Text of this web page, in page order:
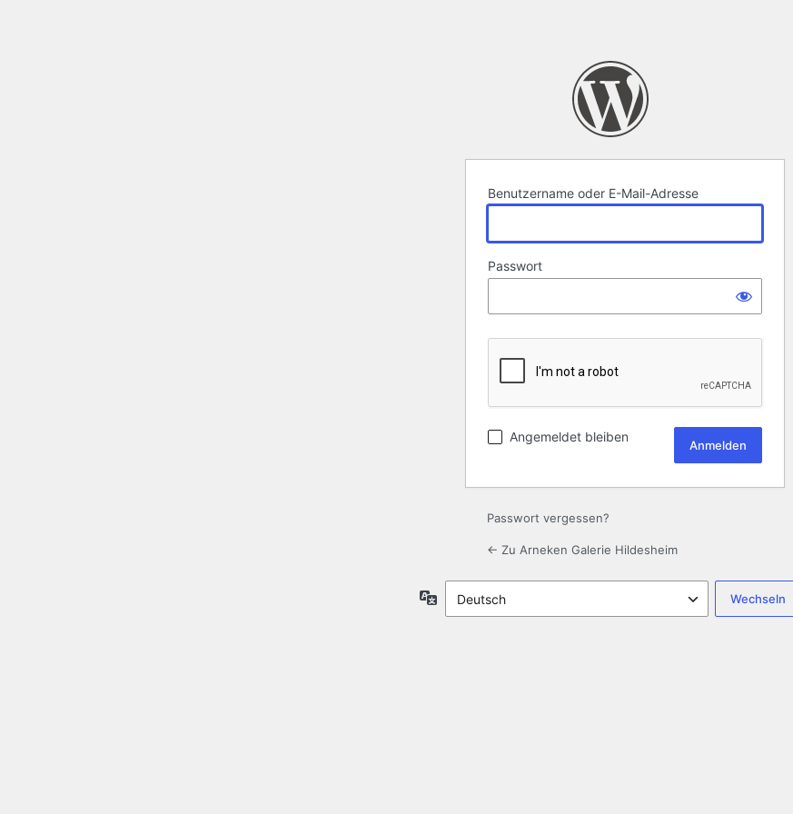
Benutzername oder E-Mail-Adresse
Passwort
Angemeldet bleiben
Passwort vergessen?
← Zu Arneken Galerie Hildesheim
Sprache